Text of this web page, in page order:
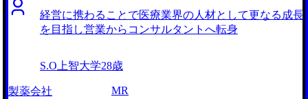
めには、事業会社の中に留まるのではなく、外部から変革を
促すコンサルタントの道に進むことが最適解であると考えま
した。 MyVisionさんだけです。 MyVisionさんはコンサルテ
りましたので、転職に際して真っ先に思いつきました。当初
なエージェントさんと比較検討しようと考えていました。し
改悪を機に、それまでは割り切っていた業務面に対しても疑
問を抱くようになりました。既存のルートを回り、決められ
市場価値は上がるのだろうか？」という、キャリアの発展性
のなさに対する不安が日に日に大きくなり、転職を決意しま
経営に携わることで医療業界の人材として更なる成長
を目指し営業からコンサルタントへ転身
S.O 上智大学28歳
製薬会社 MR